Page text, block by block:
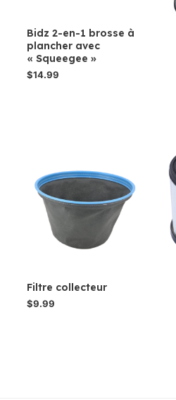
Bidz 2-en-1 brosse à
plancher avec
« Squeegee »
$14.99
Filtre collecteur
$9.99